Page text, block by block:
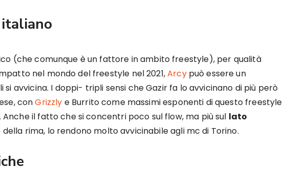
(che comunque è un fattore in ambito freestyle), per qualità
nel mondo del freestyle nel 2021,Arcypuò essere un
si avvicina. I doppi- tripli sensi che Gazir fa lo avvicinano di più però
conGrizzly e Burrito come massimi esponenti di questo freestyle
il fatto che si concentri poco sul flow, ma più sul lato
della rima, lo rendono molto avvicinabile agli mc di Torino.